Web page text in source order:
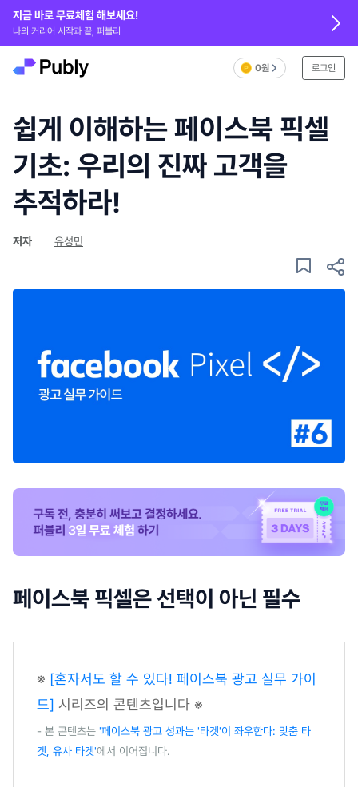
지금 바로 무료체험 해보세요!
나의 커리어 시작과 끝, 퍼블리
0원 로그인
쉽게 이해하는 페이스북 픽셀
기초: 우리의 진짜 고객을
추적하라!
저자 유성민
페이스북 픽셀은 선택이 아닌 필수
※ [혼자서도 할 수 있다! 페이스북 광고 실무 가이
드] 시리즈의 콘텐츠입니다 ※
- 본 콘텐츠는 '페이스북 광고 성과는 '타겟'이 좌우한다: 맞춤 타
겟, 유사 타겟'에서 이어집니다.